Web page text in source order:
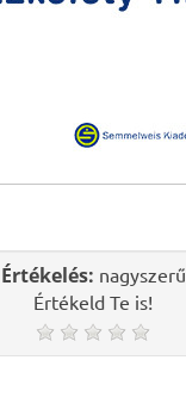
Értékelés: nagyszerű
Értékeld Te is!